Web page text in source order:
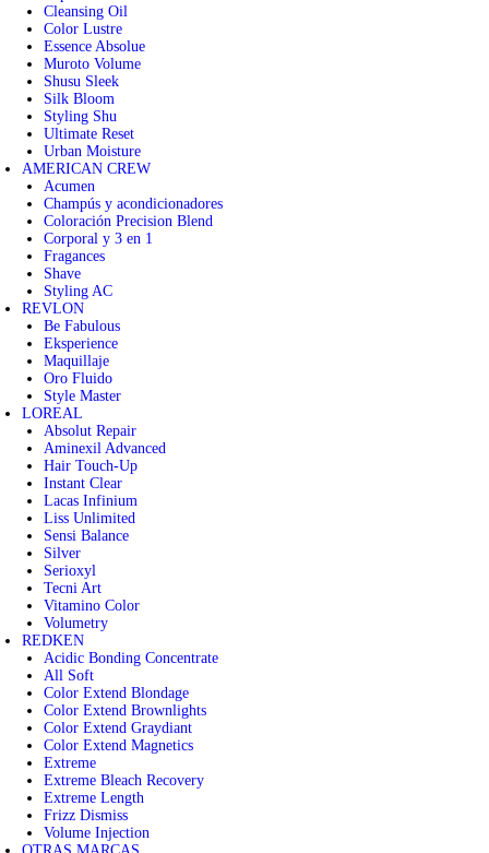
Cleansing Oil
Color Lustre
Essence Absolue
Muroto Volume
Shusu Sleek
Silk Bloom
Styling Shu
Ultimate Reset
Urban Moisture
AMERICAN CREW
Acumen
Champús y acondicionadores
Coloración Precision Blend
Corporal y 3 en 1
Fragances
Shave
Styling AC
REVLON
Be Fabulous
Eksperience
Maquillaje
Oro Fluido
Style Master
LOREAL
Absolut Repair
Aminexil Advanced
Hair Touch-Up
Instant Clear
Lacas Infinium
Liss Unlimited
Sensi Balance
Silver
Serioxyl
Tecni Art
Vitamino Color
Volumetry
REDKEN
Acidic Bonding Concentrate
All Soft
Color Extend Blondage
Color Extend Brownlights
Color Extend Graydiant
Color Extend Magnetics
Extreme
Extreme Bleach Recovery
Extreme Length
Frizz Dismiss
Volume Injection